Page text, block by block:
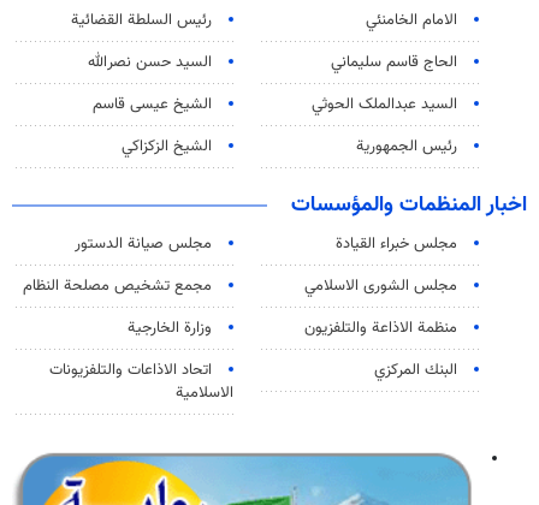
الامام الخامنئي
رئیس السلطة القضائیة
الحاج قاسم سليماني
السيد حسن نصرالله
السید عبدالملک الحوثي
الشيخ عيسى قاسم
رئيس الجمهورية
الشيخ الزكزاكي
اخبار المنظمات والمؤسسات
مجلس خبراء القيادة
مجلس صيانة الدستور
مجلس الشورى الاسلامي
مجمع تشخيص مصلحة النظام
منظمة الاذاعة والتلفزیون
وزارة الخارجية
البنك المركزي
اتحاد الاذاعات والتلفزيونات
الاسلامية